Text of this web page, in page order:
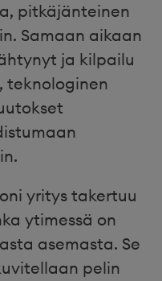
pitkäjänteinen
Samaan aikaan
ja kilpailu
teknologinen
yritys takertuu
ytimessä on
asemasta. Se
pelin